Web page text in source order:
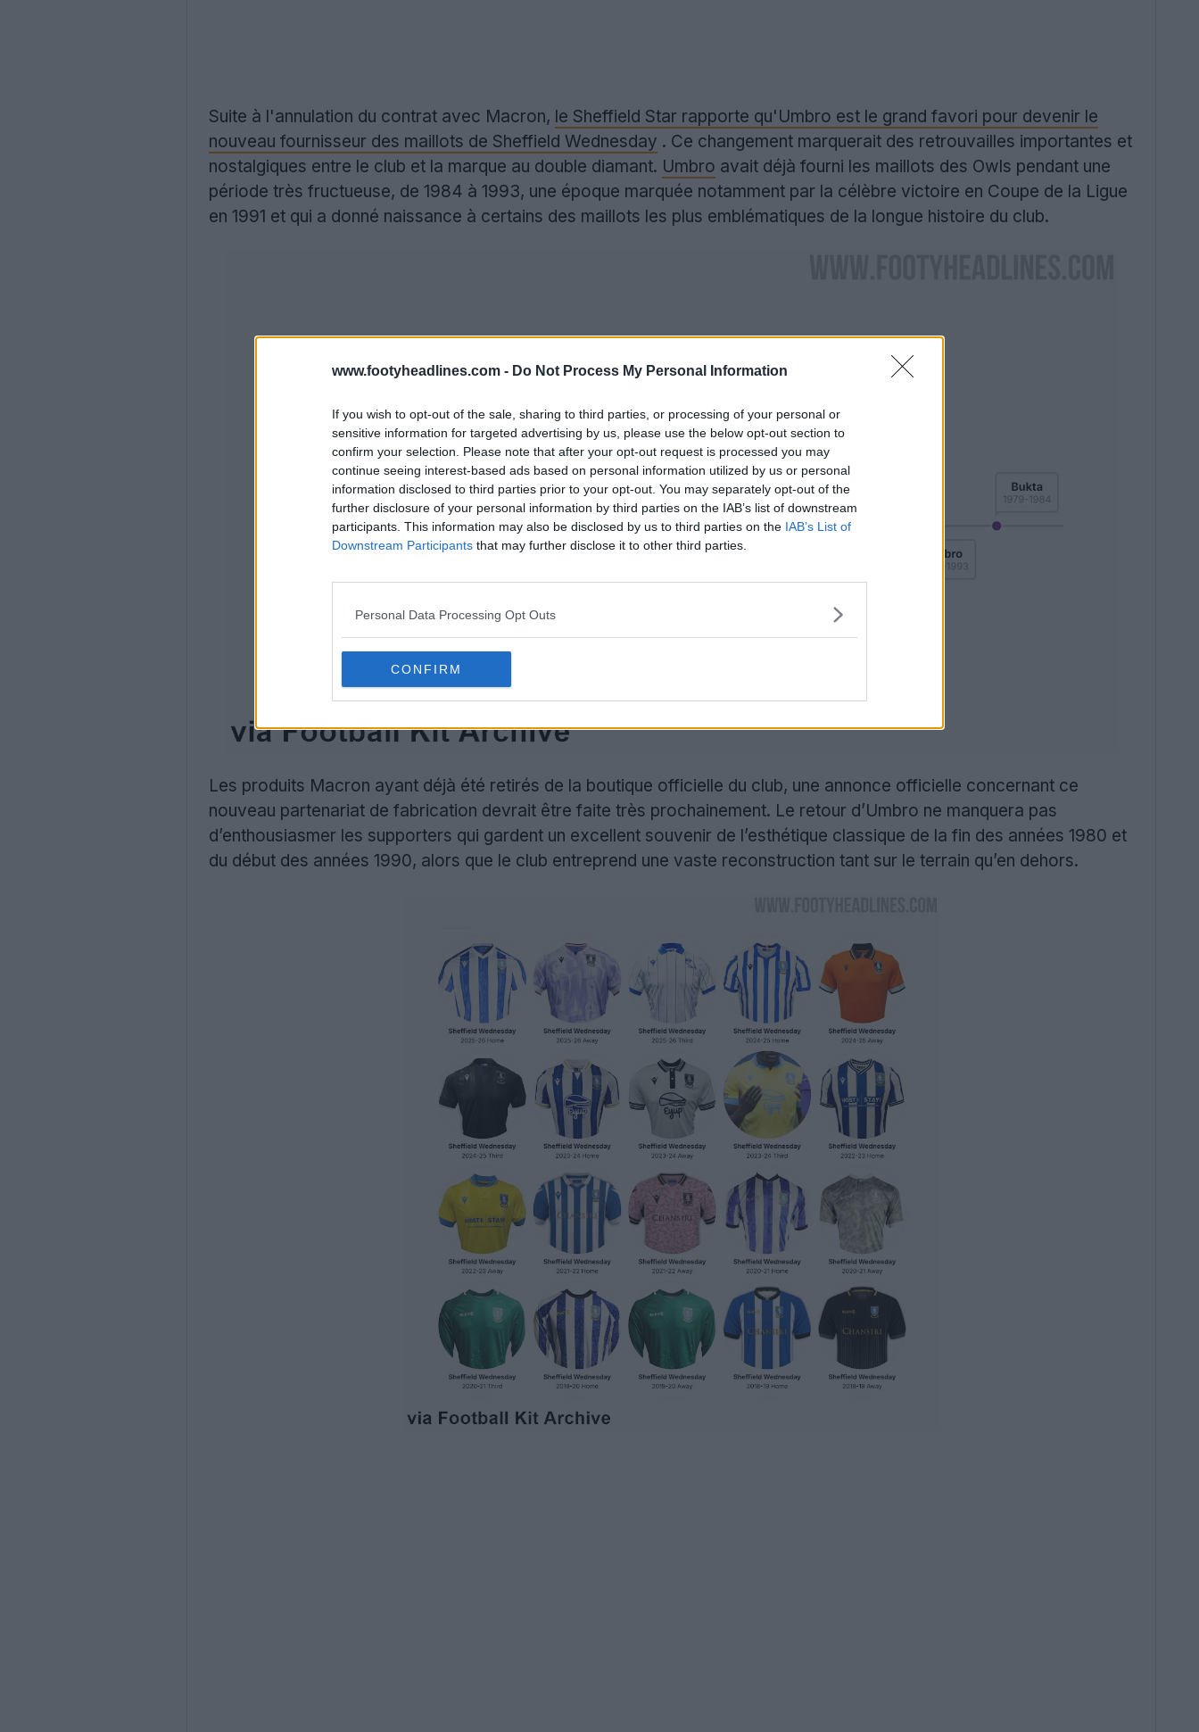
www.footyheadlines.com - Do Not Process My Personal Information
If you wish to opt-out of the sale, sharing to third parties, or processing of your personal or
sensitive information for targeted advertising by us, please use the below opt-out section to
confirm your selection. Please note that after your opt-out request is processed you may
continue seeing interest-based ads based on personal information utilized by us or personal
information disclosed to third parties prior to your opt-out. You may separately opt-out of the
further disclosure of your personal information by third parties on the IAB’s list of downstream
participants. This information may also be disclosed by us to third parties on the IAB’s List of
Downstream Participants that may further disclose it to other third parties.
Personal Data Processing Opt Outs
CONFIRM
Suite à l'annulation du contrat avec Macron, le Sheffield Star rapporte qu'Umbro est le grand favori pour devenir le
nouveau fournisseur des maillots de Sheffield Wednesday . Ce changement marquerait des retrouvailles importantes et
nostalgiques entre le club et la marque au double diamant. Umbro avait déjà fourni les maillots des Owls pendant une
période très fructueuse, de 1984 à 1993, une époque marquée notamment par la célèbre victoire en Coupe de la Ligue
en 1991 et qui a donné naissance à certains des maillots les plus emblématiques de la longue histoire du club.
Les produits Macron ayant déjà été retirés de la boutique officielle du club, une annonce officielle concernant ce
nouveau partenariat de fabrication devrait être faite très prochainement. Le retour d’Umbro ne manquera pas
d’enthousiasmer les supporters qui gardent un excellent souvenir de l’esthétique classique de la fin des années 1980 et
du début des années 1990, alors que le club entreprend une vaste reconstruction tant sur le terrain qu’en dehors.